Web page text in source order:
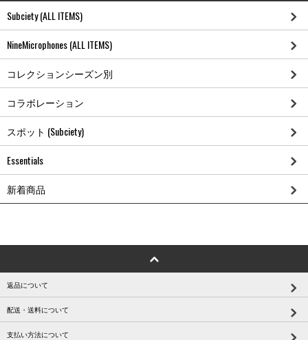
Subciety (ALL ITEMS)
NineMicrophones (ALL ITEMS)
コレクションシーズン別
コラボレーション
スポット (Subciety)
Essentials
新着商品
返品について
配送・送料について
支払い方法について